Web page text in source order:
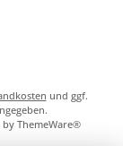
und ggf.
by ThemeWare®